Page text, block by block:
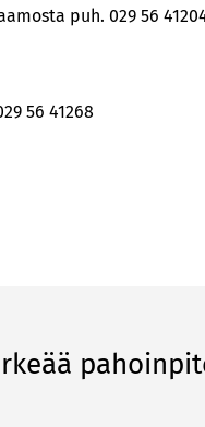
puh. 029 56
56 41268